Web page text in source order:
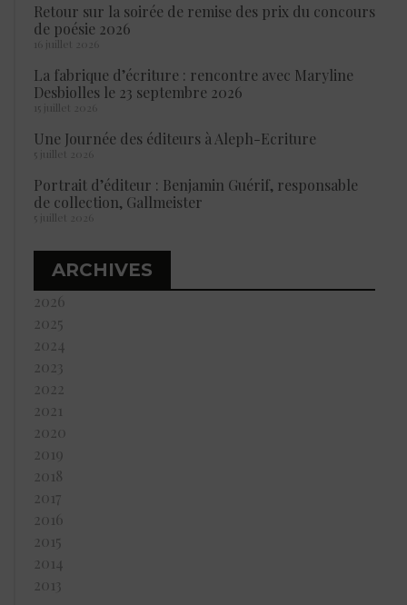
Retour sur la soirée de remise des prix du concours
de poésie 2026
16 juillet 2026
La fabrique d’écriture : rencontre avec Maryline
Desbiolles le 23 septembre 2026
15 juillet 2026
Une Journée des éditeurs à Aleph-Ecriture
5 juillet 2026
Portrait d’éditeur : Benjamin Guérif, responsable
de collection, Gallmeister
5 juillet 2026
ARCHIVES
2026
2025
2024
2023
2022
2021
2020
2019
2018
2017
2016
2015
2014
2013